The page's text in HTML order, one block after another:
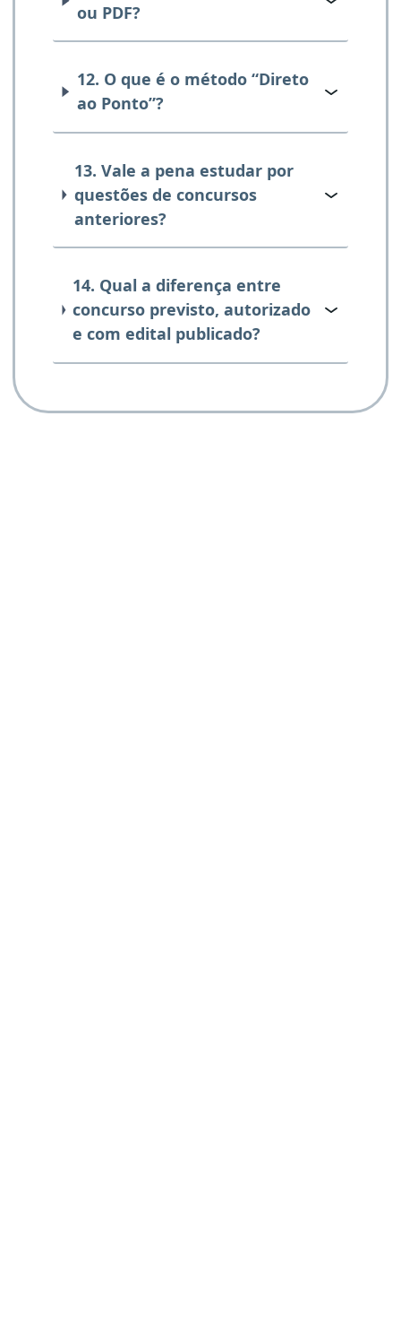
ou PDF?
12. O que é o método “Direto
ao Ponto”?
13. Vale a pena estudar por
questões de concursos
anteriores?
14. Qual a diferença entre
concurso previsto, autorizado
e com edital publicado?